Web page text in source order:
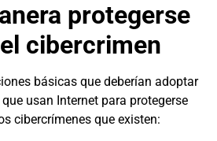
protegerse
cibercrimen
básicas que deberían adoptar
usan Internet para protegerse
cibercrímenes que existen: